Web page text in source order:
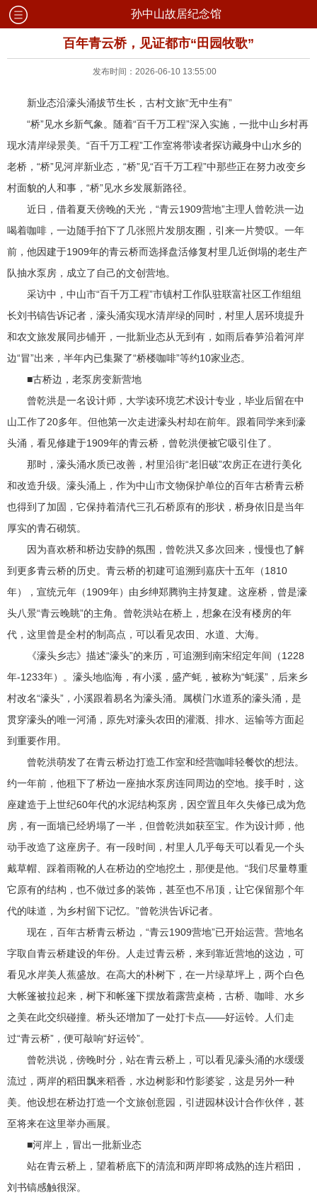
孙中山故居纪念馆
百年青云桥，见证都市“田园牧歌”
发布时间：2026-06-10 13:55:00
新业态沿濠头涌拔节生长，古村文旅“无中生有”
“桥”见水乡新气象。随着“百千万工程”深入实施，一批中山乡村再
现水清岸绿景美。“百千万工程”工作室将带读者探访藏身中山水乡的
老桥，“桥”见河岸新业态，“桥”见“百千万工程”中那些正在努力改变乡
村面貌的人和事，“桥”见水乡发展新路径。
近日，借着夏天傍晚的天光，“青云1909营地”主理人曾乾洪一边
喝着咖啡，一边随手拍下了几张照片发朋友圈，引来一片赞叹。一年
前，他因建于1909年的青云桥而选择盘活修复村里几近倒塌的老生产
队抽水泵房，成立了自己的文创营地。
采访中，中山市“百千万工程”市镇村工作队驻联富社区工作组组
长刘书镐告诉记者，濠头涌实现水清岸绿的同时，村里人居环境提升
和农文旅发展同步铺开，一批新业态从无到有，如雨后春笋沿着河岸
边“冒”出来，半年内已集聚了“桥楼咖啡”等约10家业态。
■古桥边，老泵房变新营地
曾乾洪是一名设计师，大学读环境艺术设计专业，毕业后留在中
山工作了20多年。但他第一次走进濠头村却在前年。跟着同学来到濠
头涌，看见修建于1909年的青云桥，曾乾洪便被它吸引住了。
那时，濠头涌水质已改善，村里沿街“老旧破”农房正在进行美化
和改造升级。濠头涌上，作为中山市文物保护单位的百年古桥青云桥
也得到了加固，它保持着清代三孔石桥原有的形状，桥身依旧是当年
厚实的青石砌筑。
因为喜欢桥和桥边安静的氛围，曾乾洪又多次回来，慢慢也了解
到更多青云桥的历史。青云桥的初建可追溯到嘉庆十五年（1810
年），宣统元年（1909年）由乡绅郑腾驹主持复建。这座桥，曾是濠
头八景“青云晚眺”的主角。曾乾洪站在桥上，想象在没有楼房的年
代，这里曾是全村的制高点，可以看见农田、水道、大海。
《濠头乡志》描述“濠头”的来历，可追溯到南宋绍定年间（1228
年-1233年）。濠头地临海，有小溪，盛产蚝，被称为“蚝溪”，后来乡
村改名“濠头”，小溪跟着易名为濠头涌。属横门水道系的濠头涌，是
贯穿濠头的唯一河涌，原先对濠头农田的灌溉、排水、运输等方面起
到重要作用。
曾乾洪萌发了在青云桥边打造工作室和经营咖啡轻餐饮的想法。
约一年前，他租下了桥边一座抽水泵房连同周边的空地。接手时，这
座建造于上世纪60年代的水泥结构泵房，因空置且年久失修已成为危
房，有一面墙已经坍塌了一半，但曾乾洪如获至宝。作为设计师，他
动手改造了这座房子。有一段时间，村里人几乎每天可以看见一个头
戴草帽、踩着雨靴的人在桥边的空地挖土，那便是他。“我们尽量尊重
它原有的结构，也不做过多的装饰，甚至也不吊顶，让它保留那个年
代的味道，为乡村留下记忆。”曾乾洪告诉记者。
现在，百年古桥青云桥边，“青云1909营地”已开始运营。营地名
字取自青云桥建设的年份。人走过青云桥，来到靠近营地的这边，可
看见水岸美人蕉盛放。在高大的朴树下，在一片绿草坪上，两个白色
大帐篷被拉起来，树下和帐篷下摆放着露营桌椅，古桥、咖啡、水乡
之美在此交织碰撞。桥头还增加了一处打卡点——好运铃。人们走
过“青云桥”，便可敲响“好运铃”。
曾乾洪说，傍晚时分，站在青云桥上，可以看见濠头涌的水缓缓
流过，两岸的稻田飘来稻香，水边树影和竹影婆娑，这是另外一种
美。他设想在桥边打造一个文旅创意园，引进园林设计合作伙伴，甚
至将来在这里举办画展。
■河岸上，冒出一批新业态
站在青云桥上，望着桥底下的清流和两岸即将成熟的连片稻田，
刘书镐感触很深。